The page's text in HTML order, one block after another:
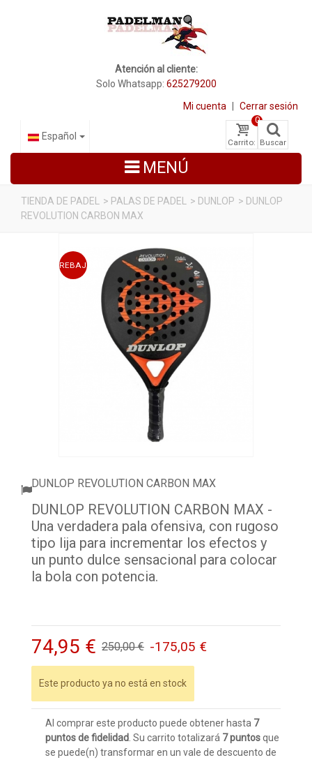
Atención al cliente:
Solo Whatsapp: 625279200
Mi cuenta Cerrar sesión
Carrito:
0
Buscar
Español
MENÚ
ZAPATILLAS DE PADEL
TIENDA DE PADEL > PALAS DE PADEL > DUNLOP > DUNLOP
REVOLUTION CARBON MAX
REBAJADO
DUNLOP REVOLUTION CARBON MAX
DUNLOP REVOLUTION CARBON MAX -
Una verdadera pala ofensiva, con rugoso
tipo lija para incrementar los efectos y
un punto dulce sensacional para colocar
la bola con potencia.
74,95 € 250,00 € -175,05 €
Este producto ya no está en stock
Al comprar este producto puede obtener hasta 7
puntos de fidelidad . Su carrito totalizará 7puntosque
se puede(n) transformar en un vale de descuento de